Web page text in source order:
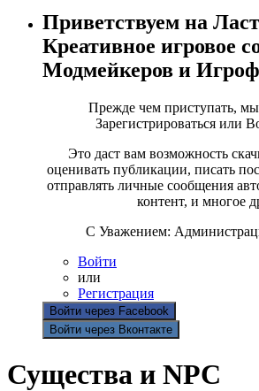
Приветствуем на
Креативное игровое
Модмейкеров и
Прежде чем приступать,
Зарегистрироваться или
Это даст вам возможность
оценивать публикации, писать
отправлять личные сообщения
контент, и многое
С Уважением:
Войти
или
Регистрация
Войти через Facebook
Войти через Вконтакте
Существа и NPC